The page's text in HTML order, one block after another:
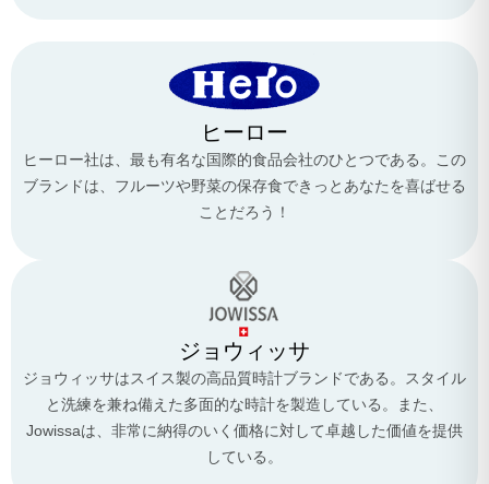
ヒーロー
ヒーロー社は、最も有名な国際的食品会社のひとつである。この
ブランドは、フルーツや野菜の保存食できっとあなたを喜ばせる
ことだろう！
ジョウィッサ
ジョウィッサはスイス製の高品質時計ブランドである。スタイル
と洗練を兼ね備えた多面的な時計を製造している。また、
Jowissaは、非常に納得のいく価格に対して卓越した価値を提供
している。